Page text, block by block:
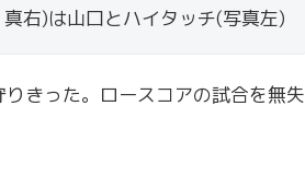
真右)は山口とハイタッチ(写真左)
きった。ロースコアの試合を無失